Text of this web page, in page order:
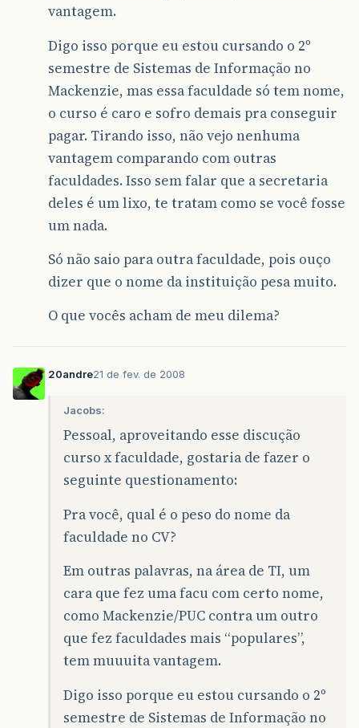
vantagem.
Digo isso porque eu estou cursando o 2º
semestre de Sistemas de Informação no
Mackenzie, mas essa faculdade só tem nome,
o curso é caro e sofro demais pra conseguir
pagar. Tirando isso, não vejo nenhuma
vantagem comparando com outras
faculdades. Isso sem falar que a secretaria
deles é um lixo, te tratam como se você fosse
um nada.
Só não saio para outra faculdade, pois ouço
dizer que o nome da instituição pesa muito.
O que vocês acham de meu dilema?
20andre21 de fev. de 2008
Jacobs:
Pessoal, aproveitando esse discução
curso x faculdade, gostaria de fazer o
seguinte questionamento:
Pra você, qual é o peso do nome da
faculdade no CV?
Em outras palavras, na área de TI, um
cara que fez uma facu com certo nome,
como Mackenzie/PUC contra um outro
que fez faculdades mais “populares”,
tem muuuita vantagem.
Digo isso porque eu estou cursando o 2º
semestre de Sistemas de Informação no